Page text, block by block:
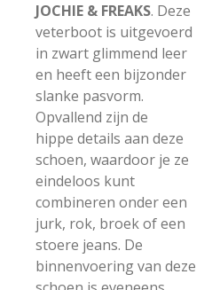
JOCHIE & FREAKS. Deze
veterboot is uitgevoerd
in zwart glimmend leer
en heeft een bijzonder
slanke pasvorm.
Opvallend zijn de
hippe details aan deze
schoen, waardoor je ze
eindeloos kunt
combineren onder een
jurk, rok, broek of een
stoere jeans. De
binnenvoering van deze